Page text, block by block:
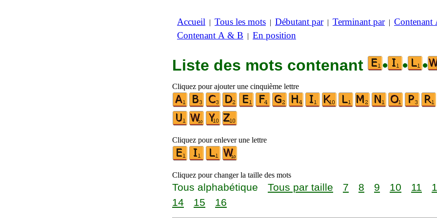
Accueil | Tous les mots | Débutant par| Terminant par| Contenant
Contenant A & B | En position
Liste des mots contenant • • •
Cliquez pour ajouter une cinquième lettre
Cliquez pour enlever une lettre
Cliquez pour changer la taille des mots
Tous alphabétique Tous par taille 7 8 9 10 11
14
15 16